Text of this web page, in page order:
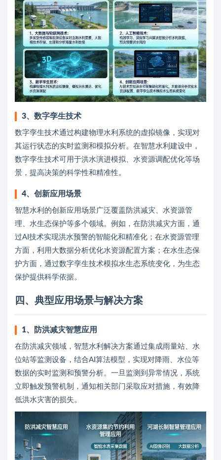
3、 数字孪生技术
数字孪生技术通过构建物理水利系统的虚拟镜像，实现对
其运行状态的实时监测和模拟分析。在智慧水利建设中，
数字孪生技术可用于洪水演进模拟、水资源调配优化等场
景，提高决策的科学性和精准性。
4、 创新应用场景
智慧水利的创新应用场景广泛覆盖防洪减灾、水资源管
理、水生态保护等多个领域。例如，在防洪减灾方面，通
过AI技术实现洪水预警的智能化和精准化；在水资源管理
方面，利用大数据分析优化水资源配置方案；在水生态保
护方面，通过数字孪生技术模拟水生态系统变化，为生态
保护提供科学依据。
四、典型应用场景与解决方案
1、 防洪减灾智慧应用
在防洪减灾领域，智慧水利解决方案通过集成雨量站、水
位站等监测设备，结合AI算法模型，实现对降雨、水位等
数据的实时监测和预警分析。一旦监测到异常情况，系统
立即触发预警机制，通知相关部门采取应对措施，有效降
低洪水灾害的损失。